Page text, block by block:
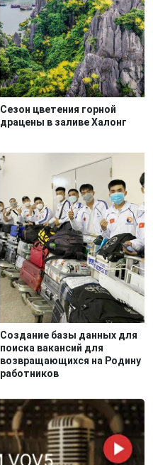
Сезон цветения горной
драцены в заливе Халонг
Создание базы данных для
поиска вакансий для
возвращающихся на Родину
работников